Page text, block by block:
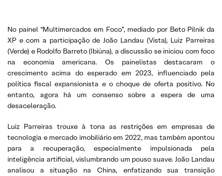
No painel “Multimercados em Foco”, mediado por Beto Pilnik da
XP e com a participação de João Landau (Vista), Luiz Parreiras
(Verde) e Rodolfo Barreto (Ibiúna), a discussão se iniciou com foco
na economia americana. Os painelistas destacaram o
crescimento acima do esperado em 2023, influenciado pela
política fiscal expansionista e o choque de oferta positivo. No
entanto, agora há um consenso sobre a espera de uma
desaceleração.
Luiz Parreiras trouxe à tona as restrições em empresas de
tecnologia e mercado imobiliário em 2022, mas também apontou
para a recuperação, especialmente impulsionada pela
inteligência artificial, vislumbrando um pouso suave. João Landau
analisou a situação na China, enfatizando sua transição